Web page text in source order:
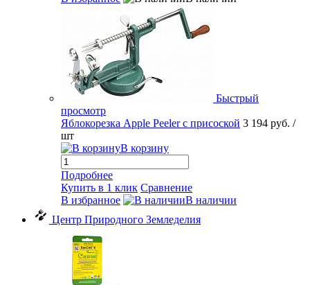
Быстрый
просмотр
Яблокорезка Apple Peeler с присоской 3 194 руб. /
шт
В корзину
Подробнее
Купить в 1 клик Сравнение
В избранное
В наличии
Центр Природного Земледелия